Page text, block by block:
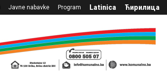
Javne nabavke Program Latinica Ћирилица